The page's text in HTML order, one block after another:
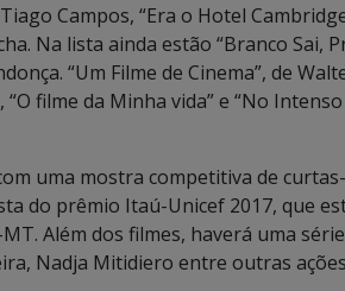
Campos, “Era o Hotel
Na lista ainda estão “Branco Sai,
“Um Filme de Cinema”, de
filme da Minha vida” e “No
uma mostra competitiva de
do prêmio Itaú-Unicef 2017, que
Além dos filmes, haverá uma
Nadja Mitidiero entre outras